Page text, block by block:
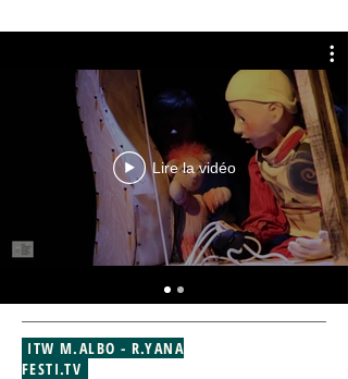
Lire la vidéo
ITW M.ALBO - R.YANA
FESTI.TV